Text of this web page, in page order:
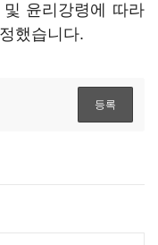
윤리강령에 따라
했습니다.